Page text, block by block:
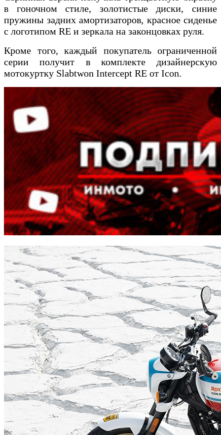
в гоночном стиле, золотистые диски, синие
пружины задних амортизаторов, красное сиденье
с логотипом RE и зеркала на законцовках руля.
Кроме того, каждый покупатель ограниченной
серии получит в комплекте дизайнерскую
мотокуртку Slabtwon Intercept RE от Icon.